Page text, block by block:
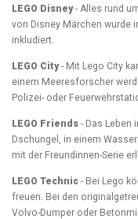
LEGO Disney- Alles rund
von Disney Märchen wurde
inkludiert.
LEGO City- Mit Lego City
einem Meeresforscher
Polizei- oder
LEGO Friends - Das Leben
Dschungel, in einem
mit der Freundinnen-Serie
LEGO Technic - Bei Lego
freuen. Bei den
Volvo-Dumper oder